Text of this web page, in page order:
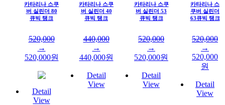
카타리나 스쿠
버 실린더 80
큐빅 탱크
520,000
→
520,000원
Detail
View
카타리나 스쿠
버 실린더 40
큐빅 탱크
440,000
→
440,000원
Detail
View
카타리나 스쿠
버 실린더 53
큐빅 탱크
520,000
→
520,000원
Detail
View
카타리나 스
쿠버 실린더
63큐빅 탱크
520,000
→
520,000
원
Detail
View